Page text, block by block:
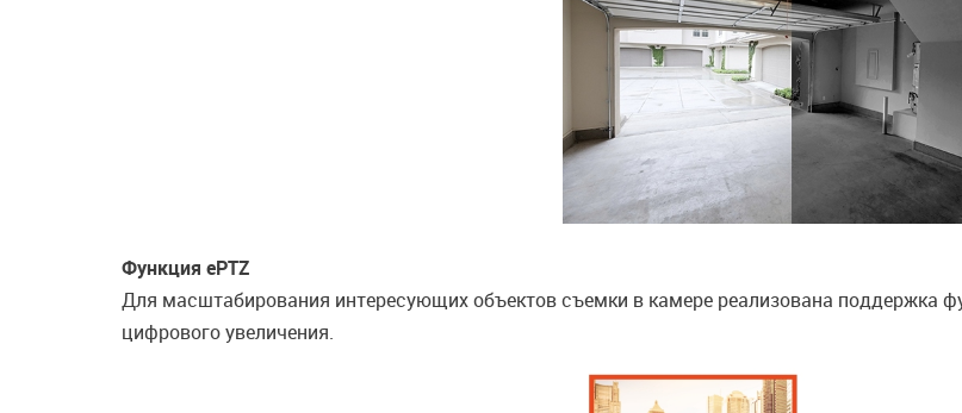
Функция ePTZ
Для масштабирования интересующих объектов съемки в камере реализована поддержка
цифрового увеличения.